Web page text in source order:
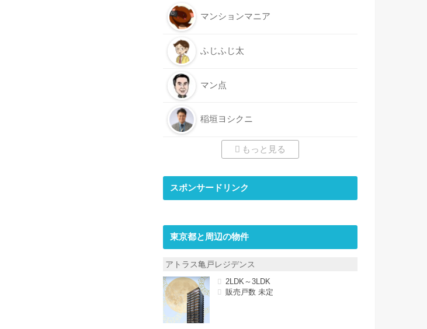
マンションマニア
ふじふじ太
マン点
稲垣ヨシクニ
もっと見る
スポンサードリンク
東京都と周辺の物件
アトラス亀戸レジデンス
2LDK～3LDK
販売戸数 未定